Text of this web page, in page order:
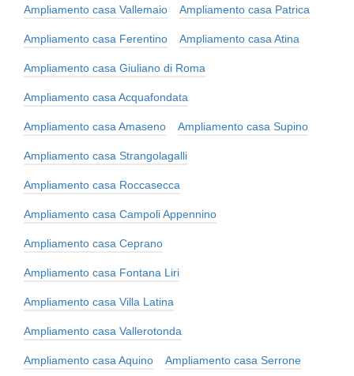
Ampliamento casa Vallemaio Ampliamento casa Patrica
Ampliamento casa Ferentino Ampliamento casa Atina
Ampliamento casa Giuliano di Roma
Ampliamento casa Acquafondata
Ampliamento casa Amaseno Ampliamento casa Supino
Ampliamento casa Strangolagalli
Ampliamento casa Roccasecca
Ampliamento casa Campoli Appennino
Ampliamento casa Ceprano
Ampliamento casa Fontana Liri
Ampliamento casa Villa Latina
Ampliamento casa Vallerotonda
Ampliamento casa Aquino Ampliamento casa Serrone